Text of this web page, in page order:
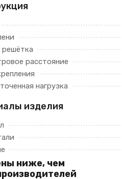
расстояние
нагрузка
изделия
ниже, чем